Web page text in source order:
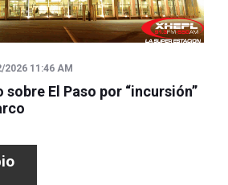
2026 11:46 AM
sobre El Paso por “incursión”